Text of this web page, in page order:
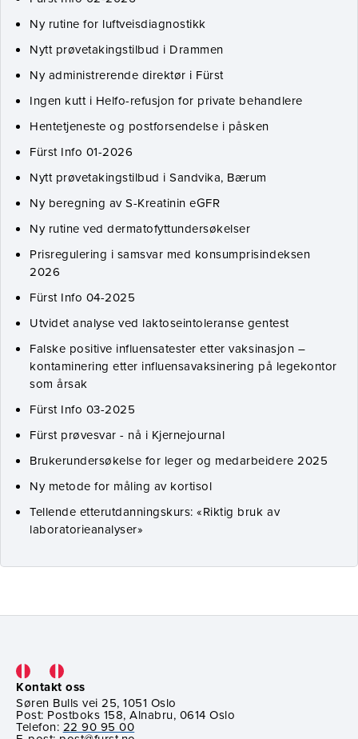
Ny rutine for luftveisdiagnostikk
Nytt prøvetakingstilbud i Drammen
Ny administrerende direktør i Fürst
Ingen kutt i Helfo-refusjon for private behandlere
Hentetjeneste og postforsendelse i påsken
Fürst Info 01-2026
Nytt prøvetakingstilbud i Sandvika, Bærum
Ny beregning av S-Kreatinin eGFR
Ny rutine ved dermatofyttundersøkelser
Prisregulering i samsvar med konsumprisindeksen
2026
Fürst Info 04-2025
Utvidet analyse ved laktoseintoleranse gentest
Falske positive influensatester etter vaksinasjon –
kontaminering etter influensavaksinering på legekontor
som årsak
Fürst Info 03-2025
Fürst prøvesvar - nå i Kjernejournal
Brukerundersøkelse for leger og medarbeidere 2025
Ny metode for måling av kortisol
Tellende etterutdanningskurs: «Riktig bruk av
laboratorieanalyser»
Kontakt oss
Søren Bulls vei 25, 1051 Oslo
Post: Postboks 158, Alnabru, 0614 Oslo
Telefon: 22 90 95 00